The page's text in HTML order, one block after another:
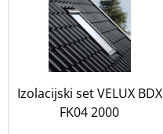
Izolacijski set VELUX BDX
FK04 2000